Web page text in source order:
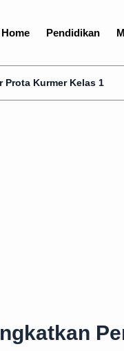
Home Pendidikan
Kelas 1